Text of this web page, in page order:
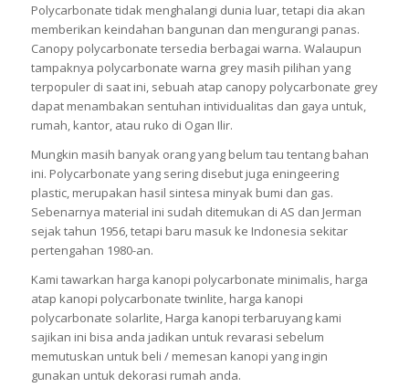
Polycarbonate tidak menghalangi dunia luar, tetapi dia akan
memberikan keindahan bangunan dan mengurangi panas.
Canopy polycarbonate tersedia berbagai warna. Walaupun
tampaknya polycarbonate warna grey masih pilihan yang
terpopuler di saat ini, sebuah atap canopy polycarbonate grey
dapat menambakan sentuhan intividualitas dan gaya untuk,
rumah, kantor, atau ruko di Ogan Ilir.
Mungkin masih banyak orang yang belum tau tentang bahan
ini. Polycarbonate yang sering disebut juga eningeering
plastic, merupakan hasil sintesa minyak bumi dan gas.
Sebenarnya material ini sudah ditemukan di AS dan Jerman
sejak tahun 1956, tetapi baru masuk ke Indonesia sekitar
pertengahan 1980-an.
Kami tawarkan harga kanopi polycarbonate minimalis, harga
atap kanopi polycarbonate twinlite, harga kanopi
polycarbonate solarlite, Harga kanopi terbaruyang kami
sajikan ini bisa anda jadikan untuk revarasi sebelum
memutuskan untuk beli / memesan kanopi yang ingin
gunakan untuk dekorasi rumah anda.